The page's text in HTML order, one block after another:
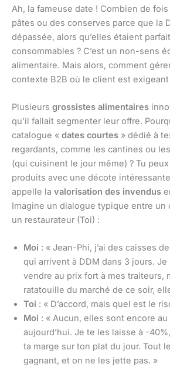
Ah, la fameuse date ! Combien de
pâtes ou des conserves parce que la
dépassée, alors qu’elles étaient
consommables ? C’est un non-sens
alimentaire. Mais alors, comment
contexte B2B où le client est exigeant
Plusieurs grossistes alimentaires
qu’il fallait segmenter leur offre.
catalogue « dates courtes » dédié à
regardants, comme les cantines ou
(qui cuisinent le jour même) ? Tu
produits avec une décote
appelle la valorisation des invendus
Imagine un dialogue typique entre un
un restaurateur (Toi) :
Moi : « Jean-Phi, j’ai des caisses
qui arrivent à DDM dans 3 jours.
vendre au prix fort à mes traiteurs,
ratatouille du marché de ce soir,
Toi : « D’accord, mais quel est le
Moi : « Aucun, elles sont encore
aujourd’hui. Je te les laisse à -
ta marge sur ton plat du jour. Tout
gagnant, et on ne les jette pas. »